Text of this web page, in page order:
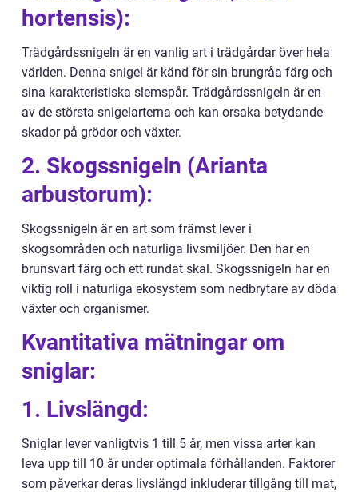
hortensis):
Trädgårdssnigeln är en vanlig art i trädgårdar över hela
världen. Denna snigel är känd för sin brungråa färg och
sina karakteristiska slemspår. Trädgårdssnigeln är en
av de största snigelarterna och kan orsaka betydande
skador på grödor och växter.
2. Skogssnigeln (Arianta
arbustorum):
Skogssnigeln är en art som främst lever i
skogsområden och naturliga livsmiljöer. Den har en
brunsvart färg och ett rundat skal. Skogssnigeln har en
viktig roll i naturliga ekosystem som nedbrytare av döda
växter och organismer.
Kvantitativa mätningar om
sniglar:
1. Livslängd:
Sniglar lever vanligtvis 1 till 5 år, men vissa arter kan
leva upp till 10 år under optimala förhållanden. Faktorer
som påverkar deras livslängd inkluderar tillgång till mat,